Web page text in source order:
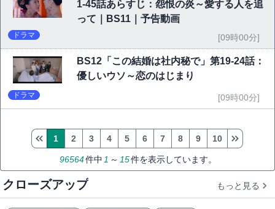
1-45話あらすじ：怨恨の炎～愛する人を追
って｜BS11｜予告動画
ドラマ [09時00分]
BS12「この結婚は社内秘で」第19-24話：
優しいウソ～恋のはじまり
ドラマ [09時00分]
96564件中 1 ～ 15件を表示しています。
1 2 3 4 5 6 7 8 9 10
クローズアップ もっと見る